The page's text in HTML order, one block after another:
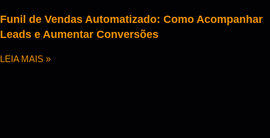
Funil de Vendas Automatizado: Como Acompanhar
Leads e Aumentar Conversões
LEIA MAIS »